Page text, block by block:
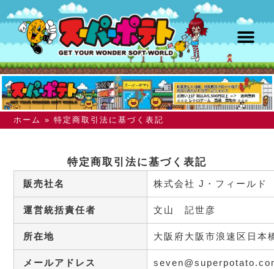
ホーム »特定商取引法に基づく表記
特定商取引法に基づく表記
販売社名 株式会社 J・フィールド
運営統括責任者 文山 記世彦
所在地 大阪府大阪市浪速区日本
メールアドレス